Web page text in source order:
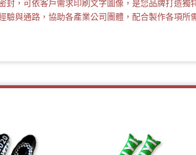
封，可依客戶需求印刷文字圖像，是您品牌打造
驗與通路，協助各產業公司團體，配合製作各項所